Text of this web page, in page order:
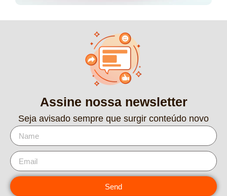
Assine nossa newsletter
Seja avisado sempre que surgir conteúdo novo
Send